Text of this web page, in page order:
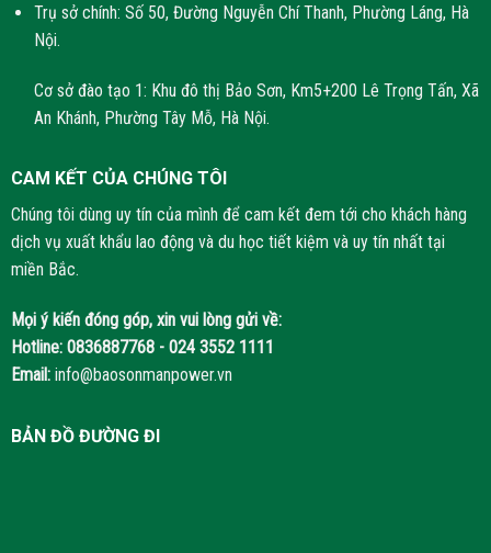
Trụ sở chính: Số 50, Đường Nguyễn Chí Thanh, Phường Láng, Hà
Nội.
Cơ sở đào tạo 1: Khu đô thị Bảo Sơn, Km5+200 Lê Trọng Tấn, Xã
An Khánh, Phường Tây Mỗ, Hà Nội.
CAM KẾT CỦA CHÚNG TÔI
Chúng tôi dùng uy tín của mình để cam kết đem tới cho khách hàng
dịch vụ xuất khẩu lao động và du học tiết kiệm và uy tín nhất tại
miền Bắc.
Mọi ý kiến đóng góp, xin vui lòng gửi về:
Hotline: 0836887768 - 024 3552 1111
Email: info@baosonmanpower.vn
BẢN ĐỒ ĐƯỜNG ĐI